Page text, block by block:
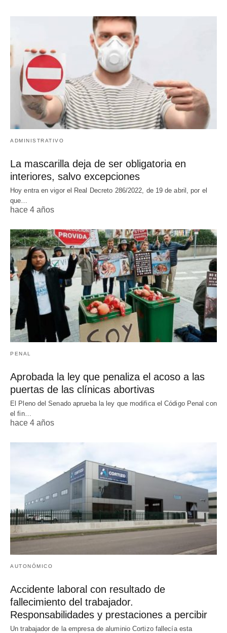
ADMINISTRATIVO
La mascarilla deja de ser obligatoria en
interiores, salvo excepciones
Hoy entra en vigor el Real Decreto 286/2022, de 19 de abril, por el
que…
hace 4 años
PENAL
Aprobada la ley que penaliza el acoso a las
puertas de las clínicas abortivas
El Pleno del Senado aprueba la ley que modifica el Código Penal con
el fin…
hace 4 años
AUTONÓMICO
Accidente laboral con resultado de
fallecimiento del trabajador.
Responsabilidades y prestaciones a percibir
Un trabajador de la empresa de aluminio Cortizo fallecía esta